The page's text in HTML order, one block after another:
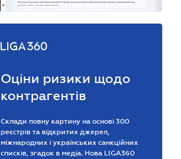
Оціни ризики щодо
контрагентів
Склади повну картину на основі 300
реєстрів та відкритих джерел,
міжнародних і українських санкційних
списків, згадок в медіа. Нова LIGA360